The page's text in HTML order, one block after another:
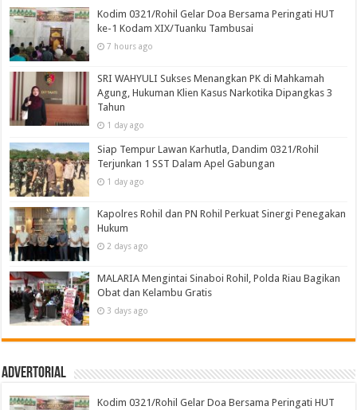
Kodim 0321/Rohil Gelar Doa Bersama Peringati HUT
ke-1 Kodam XIX/Tuanku Tambusai
7 hours ago
SRI WAHYULI Sukses Menangkan PK di Mahkamah
Agung, Hukuman Klien Kasus Narkotika Dipangkas 3
Tahun
1 day ago
Siap Tempur Lawan Karhutla, Dandim 0321/Rohil
Terjunkan 1 SST Dalam Apel Gabungan
1 day ago
Kapolres Rohil dan PN Rohil Perkuat Sinergi Penegakan
Hukum
2 days ago
MALARIA Mengintai Sinaboi Rohil, Polda Riau Bagikan
Obat dan Kelambu Gratis
3 days ago
Advertorial
Kodim 0321/Rohil Gelar Doa Bersama Peringati HUT